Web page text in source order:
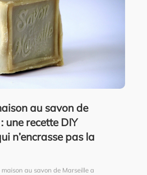
au savon de
une recette DIY
n’encrasse pas la
maison au savon de Marseille a